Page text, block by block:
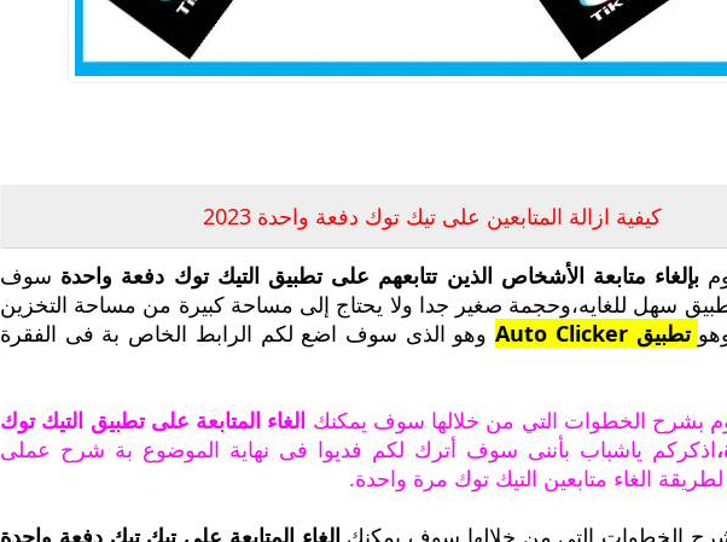
كيفية ازالة المتابعين على تيك توك دفعة واحدة 2023
بإلغاء متابعة الأشخاص الذين تتابعهم على تطبيق التيك توك دفعة واحدة سوف
سهل للغايه،وحجمة صغير جدا ولا يحتاج إلى مساحة كبيرة من مساحة التخزين
تطبيق Auto Clicker
وهو الذى سوف اضع لكم الرابط الخاص بة فى الفقرة
بشرح الخطوات التي من خلالها سوف يمكنك الغاء المتابعة على تطبيق التيك توك
اذكركم ياشباب بأننى سوف أترك لكم فديوا فى نهاية الموضوع بة شرح عملى
الغاء متابعين التيك توك مرة واحدة.